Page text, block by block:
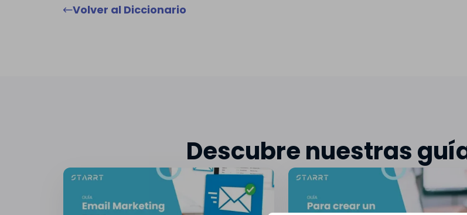
Volver al Diccionario
Descubre nuestras